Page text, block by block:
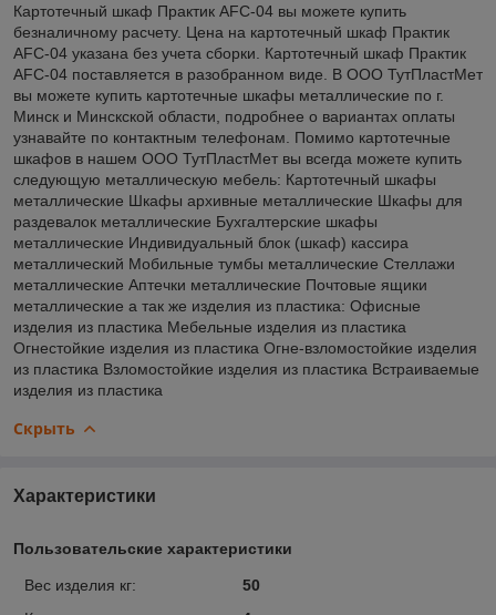
Картотечный шкаф Практик AFC-04 вы можете купить
безналичному расчету. Цена на картотечный шкаф Практик
AFC-04 указана без учета сборки. Картотечный шкаф Практик
AFC-04 поставляется в разобранном виде. В ООО ТутПластМет
вы можете купить картотечные шкафы металлические по г.
Минск и Минскской области, подробнее о вариантах оплаты
узнавайте по контактным телефонам. Помимо картотечные
шкафов в нашем ООО ТутПластМет вы всегда можете купить
следующую металлическую мебель: Картотечный шкафы
металлические Шкафы архивные металлические Шкафы для
раздевалок металлические Бухгалтерские шкафы
металлические Индивидуальный блок (шкаф) кассира
металлический Мобильные тумбы металлические Стеллажи
металлические Аптечки металлические Почтовые ящики
металлические а так же изделия из пластика: Офисные
изделия из пластика Мебельные изделия из пластика
Огнестойкие изделия из пластика Огне-взломостойкие изделия
из пластика Взломостойкие изделия из пластика Встраиваемые
изделия из пластика
Скрыть
Характеристики
Пользовательские характеристики
Вес изделия кг:
50